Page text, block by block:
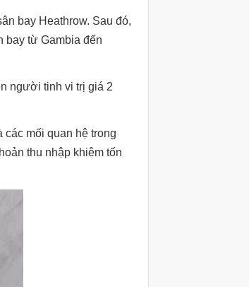
bay Heathrow. Sau đó,
bay từ Gambia đến
người tinh vi trị giá 2
mối quan hệ trong
thu nhập khiêm tốn